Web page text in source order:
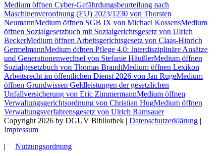
Medium öffnen Cyber-Gefährdungsbeurteilung nach
Maschinenverordnung (EU) 2023/1230 von Thorsten
NeumannMedium öffnen SGB IX von Michael KossensMedium
öffnen Sozialgesetzbuch mit Sozialgerichtsgesetz von Ulrich
BeckerMedium öffnen Arbeitsgerichtsgesetz von Claas-Hinrich
GermelmannMedium öffnen Pflege 4.0: Interdisziplinäre Ansätze
und Generationenwechsel von Stefanie HäußlerMedium öffnen
Sozialgesetzbuch von Thomas BrandtMedium öffnen Lexikon
Arbeitsrecht im öffentlichen Dienst 2026 von Jan RugeMedium
öffnen Grundwissen Geldleistungen der gesetzlichen
Unfallversicherung von Eric ZimmermannMedium öffnen
Verwaltungsgerichtsordnung von Christian HugMedium öffnen
Verwaltungsverfahrensgesetz von Ulrich Ramsauer
Copyright 2026 by DGUV Bibliothek | Datenschutzerklärung |
Impressum
| Nutzungsordnung